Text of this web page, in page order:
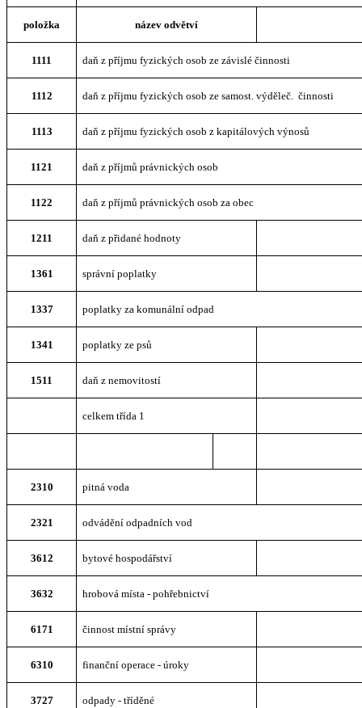
položka název odvětví
1111 daň z příjmu fyzických osob ze závislé činnosti
1112 daň z příjmu fyzických osob ze samost. výděleč. činnosti
1113 daň z příjmu fyzických osob z kapitálových výnosů
1121 daň z příjmů právnických osob
1122 daň z příjmů právnických osob za obec
1211 daň z přidané hodnoty
1361 správní poplatky
1337 poplatky za komunální odpad
1341 poplatky ze psů
1511 daň z nemovitostí
celkem třída 1
2310 pitná voda
2321 odvádění odpadních vod
3612 bytové hospodářství
3632 hrobová místa - pohřebnictví
6171 činnost místní správy
6310 finanční operace - úroky
3727 odpady - tříděné